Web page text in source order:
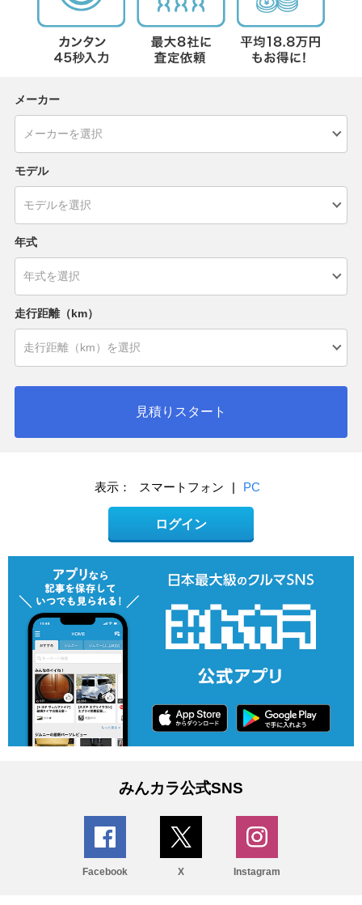
メーカー
モデル
年式
走行距離（km）
見積りスタート
表示： スマートフォン | PC
ログイン
みんカラ公式SNS
Facebook X Instagram